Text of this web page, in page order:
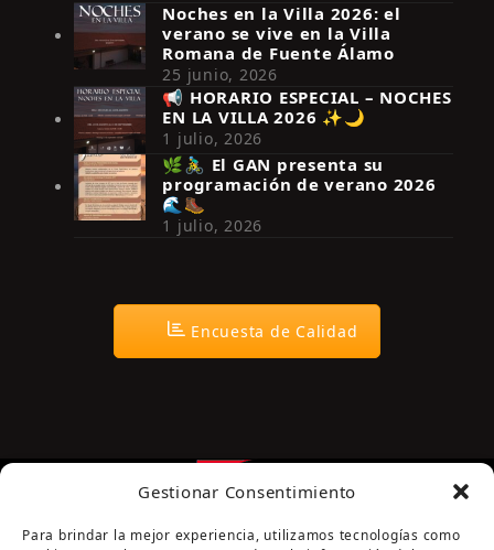
Gestionar Consentimiento
Para brindar la mejor experiencia, utilizamos tecnologías como
Síguenos en Instagram
Noches en la Villa 2026: el
verano se vive en la Villa
Romana de Fuente Álamo
25 junio, 2026
📢 HORARIO ESPECIAL – NOCHES
EN LA VILLA 2026 ✨🌙
1 julio, 2026
🌿🚴‍♂️ El GAN presenta su
programación de verano 2026
🌊🥾
1 julio, 2026
Encuesta de Calidad